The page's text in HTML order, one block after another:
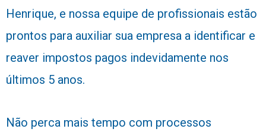
Henrique, e nossa equipe de profissionais estão
prontos para auxiliar sua empresa a identificar e
reaver impostos pagos indevidamente nos
últimos 5 anos.
Não perca mais tempo com processos